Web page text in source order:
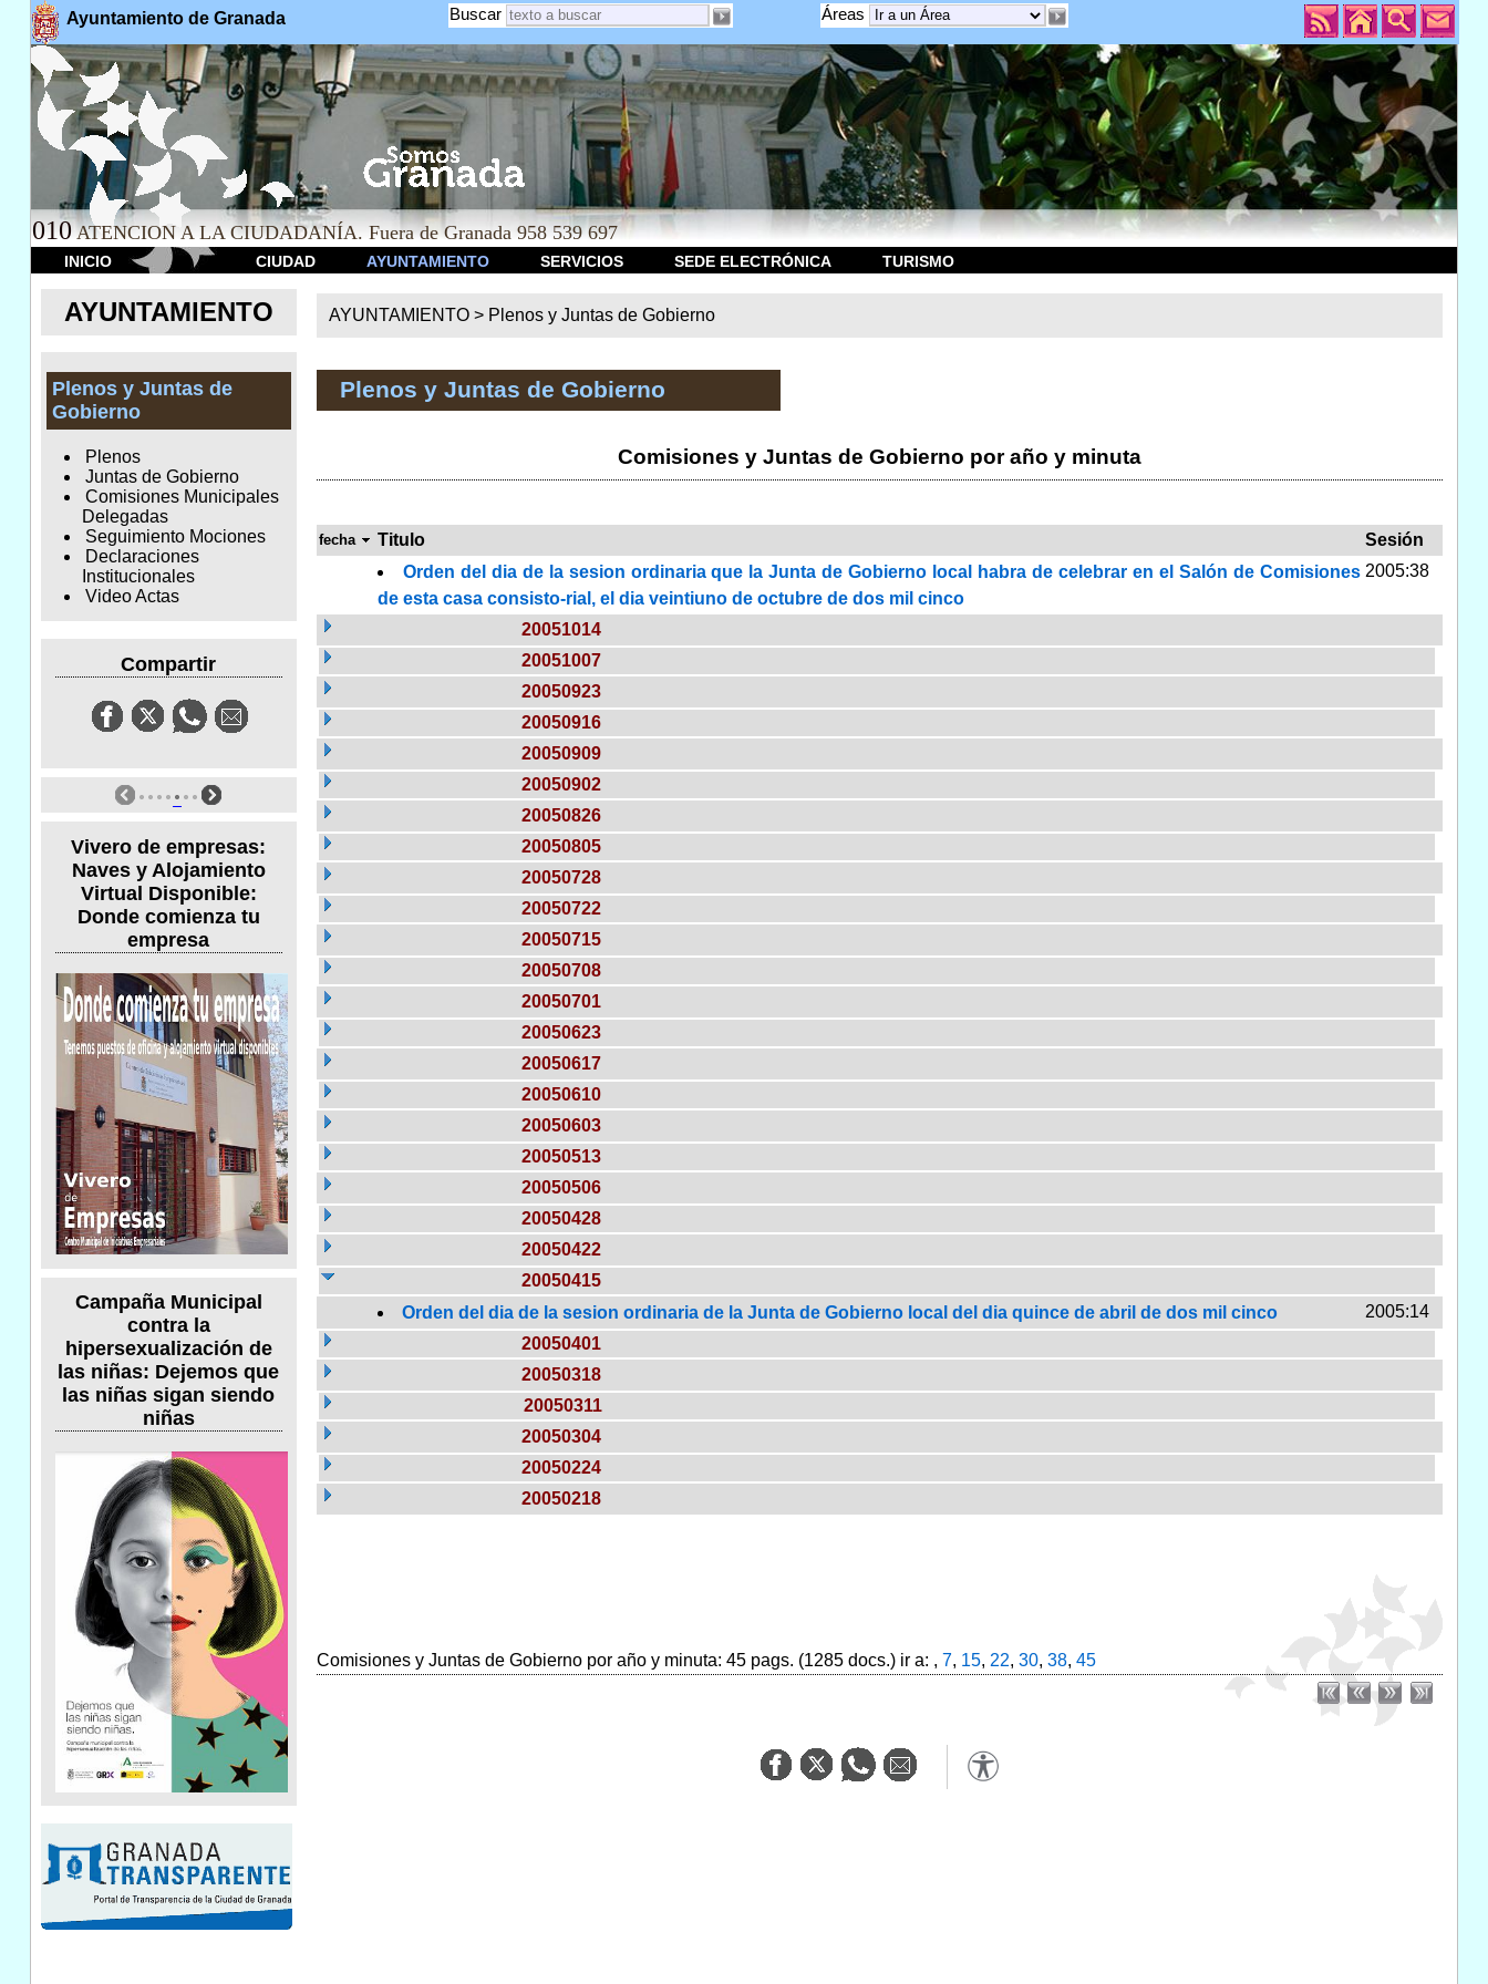
Ayuntamiento de Granada Áreas
Buscar
010 ATENCION A LA CIUDADANÍA. Fuera de Granada 958 539 697
INICIO CIUDAD AYUNTAMIENTO SERVICIOS SEDE ELECTRÓNICA TURISMO
AYUNTAMIENTO
Plenos y Juntas de
Gobierno
Plenos
Juntas de Gobierno
Comisiones Municipales
Delegadas
Seguimiento Mociones
Declaraciones
Institucionales
Video Actas
Compartir
Vivero de empresas:
Naves y Alojamiento
Virtual Disponible:
Donde comienza tu
empresa
Campaña Municipal
contra la
hipersexualización de
las niñas: Dejemos que
las niñas sigan siendo
niñas
AYUNTAMIENTO > Plenos y Juntas de Gobierno
Plenos y Juntas de Gobierno
Comisiones y Juntas de Gobierno por año y minuta
fecha Titulo
Sesión
Orden del dia de la sesion ordinaria que la Junta de Gobierno local habra de celebrar en el Salón de Comisiones
de esta casa consisto-rial, el dia veintiuno de octubre de dos mil cinco
2005:38
20051014
20051007
20050923
20050916
20050909
20050902
20050826
20050805
20050728
20050722
20050715
20050708
20050701
20050623
20050617
20050610
20050603
20050513
20050506
20050428
20050422
20050415
Orden del dia de la sesion ordinaria de la Junta de Gobierno local del dia quince de abril de dos mil cinco
2005:14
20050401
20050318
20050311
20050304
20050224
20050218
Comisiones y Juntas de Gobierno por año y minuta: 45 pags. (1285 docs.) ir a: , 7, 15, 22, 30, 38, 45